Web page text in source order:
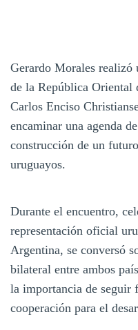
Gerardo Morales
de la República Oriental
Carlos Enciso
encaminar una agenda
construcción de un
uruguayos.
Durante el encuentro,
representación oficial
Argentina, se conversó
bilateral entre ambos
la importancia de seguir
cooperación para el